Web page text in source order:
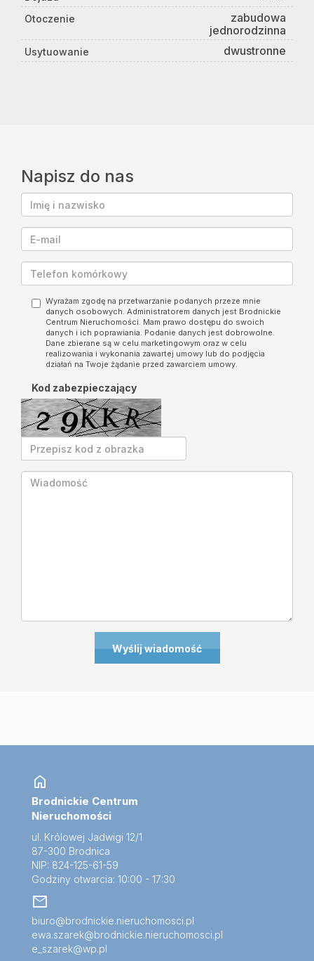
Otoczenie
zabudowa
jednorodzinna
Usytuowanie dwustronne
Napisz do nas
Wyrażam zgodę na przetwarzanie podanych przeze mnie
danych osobowych. Administratorem danych jest Brodnickie
Centrum Nieruchomości. Mam prawo dostępu do swoich
danych i ich poprawiania. Podanie danych jest dobrowolne.
Dane zbierane są w celu marketingowym oraz w celu
realizowania i wykonania zawartej umowy lub do podjęcia
działań na Twoje żądanie przed zawarciem umowy.
Kod zabezpieczający
home
Brodnickie Centrum
Nieruchomości
ul. Królowej Jadwigi 12/1
87-300 Brodnica
NIP: 824-125-61-59
Godziny otwarcia: 10:00 - 17:30
mail
biuro@brodnickie.nieruchomosci.pl
ewa.szarek@brodnickie.nieruchomosci.pl
e_szarek@wp.pl